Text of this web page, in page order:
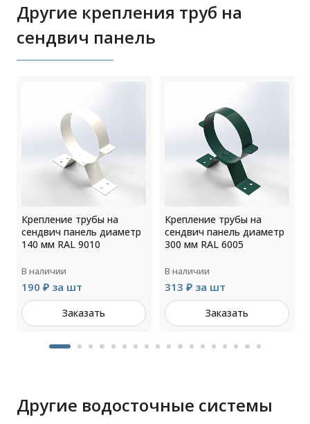
Другие крепления труб на
сендвич панель
Крепление трубы на
сендвич панель диаметр
140 мм RAL 9010
В наличии
190 ₽ за шт
Заказать
Крепление трубы на
сендвич панель диаметр
300 мм RAL 6005
В наличии
313 ₽ за шт
Заказать
Другие водосточные системы